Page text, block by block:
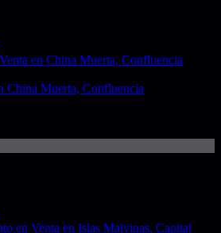
China Muerta, Confluencia